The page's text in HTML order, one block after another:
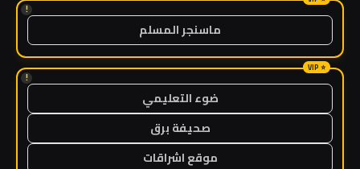
!
ماسنجر المسلم
!
ضوء التعليمي
صحيفة برق
موقع اشراقات